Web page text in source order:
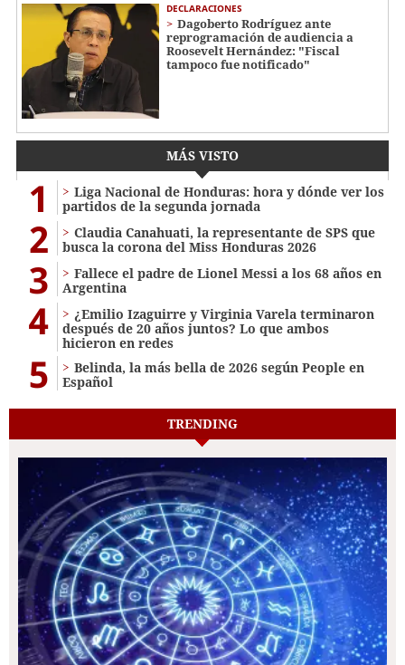
DECLARACIONES
Dagoberto Rodríguez ante
reprogramación de audiencia a
Roosevelt Hernández: "Fiscal
tampoco fue notificado"
MÁS VISTO
1
Liga Nacional de Honduras: hora y dónde ver los
partidos de la segunda jornada
2
Claudia Canahuati, la representante de SPS que
busca la corona del Miss Honduras 2026
3
Fallece el padre de Lionel Messi a los 68 años en
Argentina
4
¿Emilio Izaguirre y Virginia Varela terminaron
después de 20 años juntos? Lo que ambos
hicieron en redes
5
Belinda, la más bella de 2026 según People en
Español
TRENDING